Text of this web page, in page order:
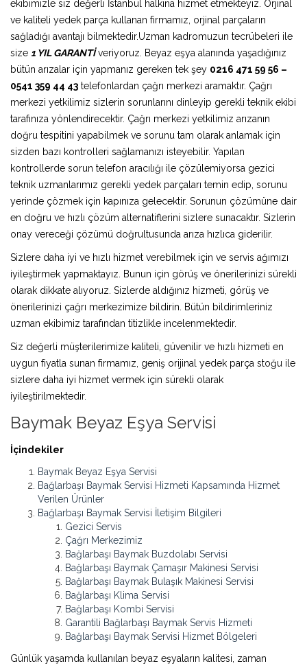
ekibimizle siz değerli İstanbul halkına hizmet etmekteyiz. Orjinal
ve kaliteli yedek parça kullanan firmamız, orjinal parçaların
sağladığı avantajı bilmektedir.Uzman kadromuzun tecrübeleri ile
size 1 YIL GARANTİveriyoruz. Beyaz eşya alanında yaşadığınız
bütün arızalar için yapmanız gereken tek şey 0216 471 59 56 –
0541 359 44 43 telefonlardan çağrı merkezi aramaktır. Çağrı
merkezi yetkilimiz sizlerin sorunlarını dinleyip gerekli teknik ekibi
tarafınıza yönlendirecektir. Çağrı merkezi yetkilimiz arızanın
doğru tespitini yapabilmek ve sorunu tam olarak anlamak için
sizden bazı kontrolleri sağlamanızı isteyebilir. Yapılan
kontrollerde sorun telefon aracılığı ile çözülemiyorsa gezici
teknik uzmanlarımız gerekli yedek parçaları temin edip, sorunu
yerinde çözmek için kapınıza gelecektir. Sorunun çözümüne dair
en doğru ve hızlı çözüm alternatiflerini sizlere sunacaktır. Sizlerin
onay vereceği çözümü doğrultusunda arıza hızlıca giderilir.
Sizlere daha iyi ve hızlı hizmet verebilmek için ve servis ağımızı
iyileştirmek yapmaktayız. Bunun için görüş ve önerilerinizi sürekli
olarak dikkate alıyoruz. Sizlerde aldığınız hizmeti, görüş ve
önerilerinizi çağrı merkezimize bildirin. Bütün bildirimleriniz
uzman ekibimiz tarafından titizlikle incelenmektedir.
Siz değerli müşterilerimize kaliteli, güvenilir ve hızlı hizmeti en
uygun fiyatla sunan firmamız, geniş orijinal yedek parça stoğu ile
sizlere daha iyi hizmet vermek için sürekli olarak
iyileştirilmektedir.
Baymak Beyaz Eşya Servisi
İçindekiler
Baymak Beyaz Eşya Servisi
Bağlarbaşı Baymak Servisi Hizmeti Kapsamında Hizmet
Verilen Ürünler
Bağlarbaşı Baymak Servisi İletişim Bilgileri
Gezici Servis
Çağrı Merkezimiz
Bağlarbaşı Baymak Buzdolabı Servisi
Bağlarbaşı Baymak Çamaşır Makinesi Servisi
Bağlarbaşı Baymak Bulaşık Makinesi Servisi
Bağlarbaşı Klima Servisi
Bağlarbaşı Kombi Servisi
Garantili Bağlarbaşı Baymak Servis Hizmeti
Bağlarbaşı Baymak Servisi Hizmet Bölgeleri
Günlük yaşamda kullanılan beyaz eşyaların kalitesi, zaman